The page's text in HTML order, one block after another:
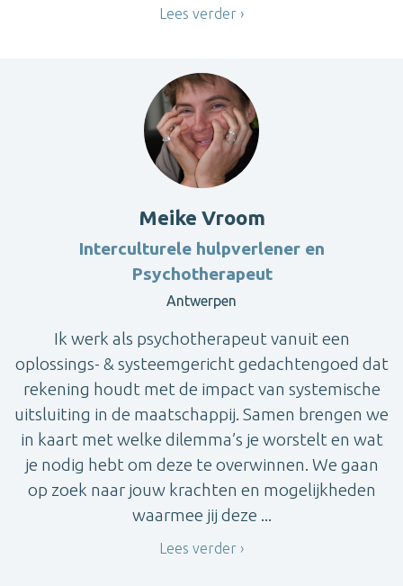
Lees verder
Meike Vroom
Interculturele hulpverlener en
Psychotherapeut
Antwerpen
Ik werk als psychotherapeut vanuit een
oplossings- & systeemgericht gedachtengoed dat
rekening houdt met de impact van systemische
uitsluiting in de maatschappij. Samen brengen we
in kaart met welke dilemma’s je worstelt en wat
je nodig hebt om deze te overwinnen. We gaan
op zoek naar jouw krachten en mogelijkheden
waarmee jij deze ...
Lees verder